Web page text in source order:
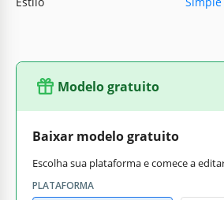
Modelo gratuito
Baixar modelo gratuito
Escolha sua plataforma e comece a
PLATAFORMA